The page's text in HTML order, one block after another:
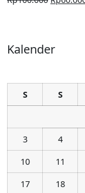
Kalender
S
S
3
4
10
11
17
18